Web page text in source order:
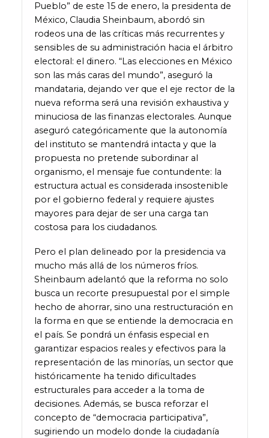
Pueblo” de este 15 de enero, la presidenta de
México, Claudia Sheinbaum, abordó sin
rodeos una de las críticas más recurrentes y
sensibles de su administración hacia el árbitro
electoral: el dinero. “Las elecciones en México
son las más caras del mundo”, aseguró la
mandataria, dejando ver que el eje rector de la
nueva reforma será una revisión exhaustiva y
minuciosa de las finanzas electorales. Aunque
aseguró categóricamente que la autonomía
del instituto se mantendrá intacta y que la
propuesta no pretende subordinar al
organismo, el mensaje fue contundente: la
estructura actual es considerada insostenible
por el gobierno federal y requiere ajustes
mayores para dejar de ser una carga tan
costosa para los ciudadanos.
Pero el plan delineado por la presidencia va
mucho más allá de los números fríos.
Sheinbaum adelantó que la reforma no solo
busca un recorte presupuestal por el simple
hecho de ahorrar, sino una restructuración en
la forma en que se entiende la democracia en
el país. Se pondrá un énfasis especial en
garantizar espacios reales y efectivos para la
representación de las minorías, un sector que
históricamente ha tenido dificultades
estructurales para acceder a la toma de
decisiones. Además, se busca reforzar el
concepto de “democracia participativa”,
sugiriendo un modelo donde la ciudadanía